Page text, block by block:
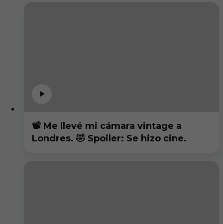
📽️ Me llevé mi cámara vintage a
Londres. 🤣 Spoiler: Se hizo cine.